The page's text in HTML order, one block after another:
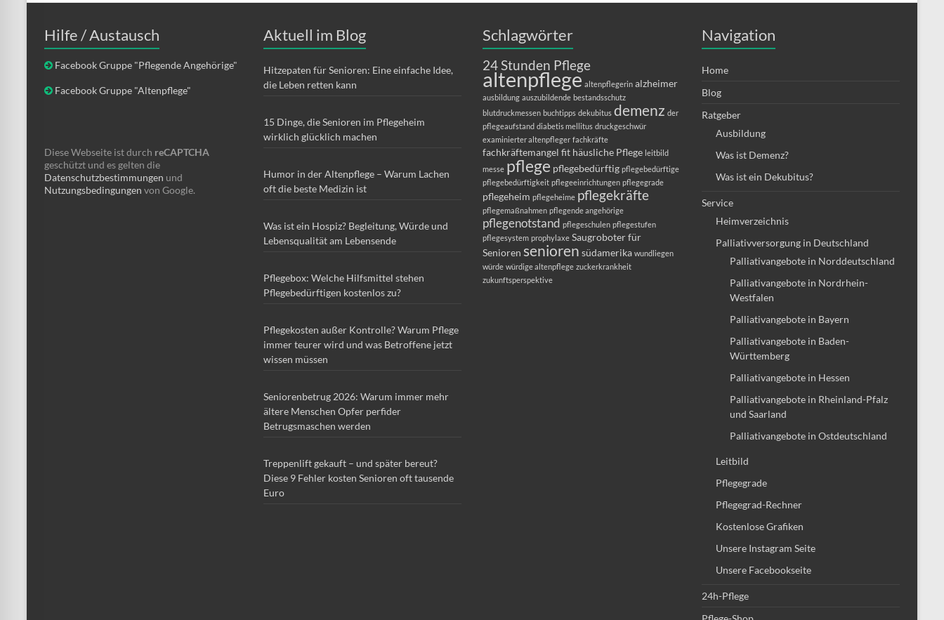
Hilfe / Austausch
Facebook Gruppe "Pflegende Angehörige"
Facebook Gruppe "Altenpflege"
Diese Webseite ist durch reCAPTCHA
geschützt und es gelten die
Datenschutzbestimmungen und
Nutzungsbedingungen von Google.
Aktuell im Blog
Hitzepaten für Senioren: Eine einfache Idee,
die Leben retten kann
15 Dinge, die Senioren im Pflegeheim
wirklich glücklich machen
Humor in der Altenpflege – Warum Lachen
oft die beste Medizin ist
Was ist ein Hospiz? Begleitung, Würde und
Lebensqualität am Lebensende
Pflegebox: Welche Hilfsmittel stehen
Pflegebedürftigen kostenlos zu?
Pflegekosten außer Kontrolle? Warum Pflege
immer teurer wird und was Betroffene jetzt
wissen müssen
Seniorenbetrug 2026: Warum immer mehr
ältere Menschen Opfer perfider
Betrugsmaschen werden
Treppenlift gekauft – und später bereut?
Diese 9 Fehler kosten Senioren oft tausende
Euro
Schlagwörter
24 Stunden Pflege
altenpflege altenpflegerin alzheimer
ausbildung auszubildende bestandsschutz
blutdruckmessen buchtipps dekubitus demenz der
pflegeaufstand diabetis mellitus druckgeschwür
examinierter altenpfleger fachkräfte
fachkräftemangel fit häusliche Pflege leitbild
messe pflege pflegebedürftig pflegebedürftige
pflegebedürftigkeit pflegeeinrichtungen pflegegrade
pflegeheim pflegeheime pflegekräfte
pflegemaßnahmen pflegende angehörige
pflegenotstand pflegeschulen pflegestufen
pflegesystem prophylaxe Saugroboter für
Senioren senioren südamerika wundliegen
würde würdige altenpflege zuckerkrankheit
zukunftsperspektive
Navigation
Home
Blog
Ratgeber
Ausbildung
Was ist Demenz?
Was ist ein Dekubitus?
Service
Heimverzeichnis
Palliativversorgung in Deutschland
Palliativangebote in Norddeutschland
Palliativangebote in Nordrhein-
Westfalen
Palliativangebote in Bayern
Palliativangebote in Baden-
Württemberg
Palliativangebote in Hessen
Palliativangebote in Rheinland-Pfalz
und Saarland
Palliativangebote in Ostdeutschland
Leitbild
Pflegegrade
Pflegegrad-Rechner
Kostenlose Grafiken
Unsere Instagram Seite
Unsere Facebookseite
24h-Pflege